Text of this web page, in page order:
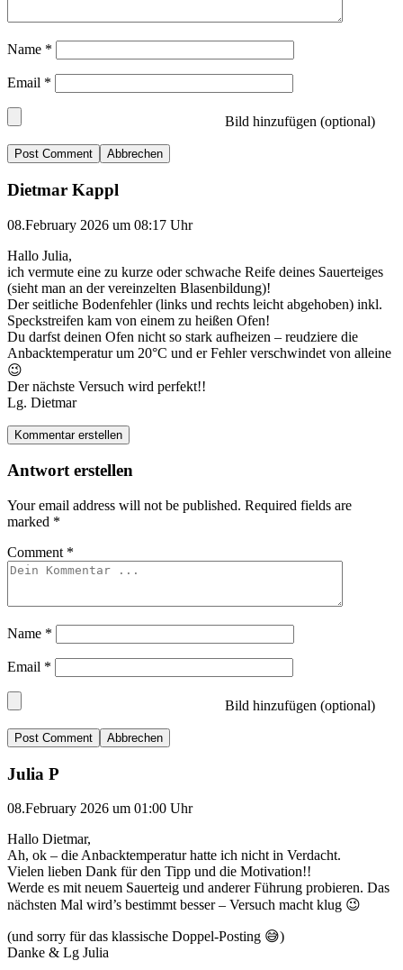
Name *
Email *
Bild hinzufügen (optional)
Abbrechen
Dietmar Kappl
08.February 2026 um 08:17 Uhr
Hallo Julia,
ich vermute eine zu kurze oder schwache Reife deines Sauerteiges
(sieht man an der vereinzelten Blasenbildung)!
Der seitliche Bodenfehler (links und rechts leicht abgehoben) inkl.
Speckstreifen kam von einem zu heißen Ofen!
Du darfst deinen Ofen nicht so stark aufheizen – reudziere die
Anbacktemperatur um 20°C und er Fehler verschwindet von alleine
😉
Der nächste Versuch wird perfekt!!
Lg. Dietmar
Kommentar erstellen
Antwort erstellen
Your email address will not be published. Required fields are
marked *
Comment *
Name *
Email *
Bild hinzufügen (optional)
Abbrechen
Julia P
08.February 2026 um 01:00 Uhr
Hallo Dietmar,
Ah, ok – die Anbacktemperatur hatte ich nicht in Verdacht.
Vielen lieben Dank für den Tipp und die Motivation!!
Werde es mit neuem Sauerteig und anderer Führung probieren. Das
nächsten Mal wird’s bestimmt besser – Versuch macht klug 😉
(und sorry für das klassische Doppel-Posting 😅)
Danke & Lg Julia